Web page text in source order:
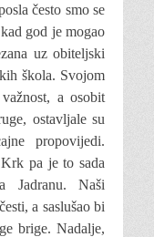
često smo se
god je mogao
uz obiteljski
škola. Svojom
a osobit
ostavljale su
propovije­di.
pa je to sada
Ja­dranu. Naši
a saslušao bi
brige. Nadalje,